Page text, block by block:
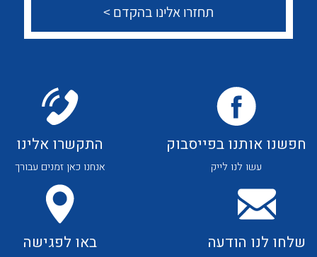
לכל מוצרי היצרן לכל מוצרי היצרן
חפשנו אותנו בפייסבוק
עשו לנו לייק
התקשרו אלינו
אנחנו כאן זמנים עבורך
שלחו לנו הודעה באו לפגישה